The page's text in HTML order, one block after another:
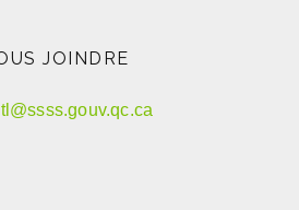
JOINDRE